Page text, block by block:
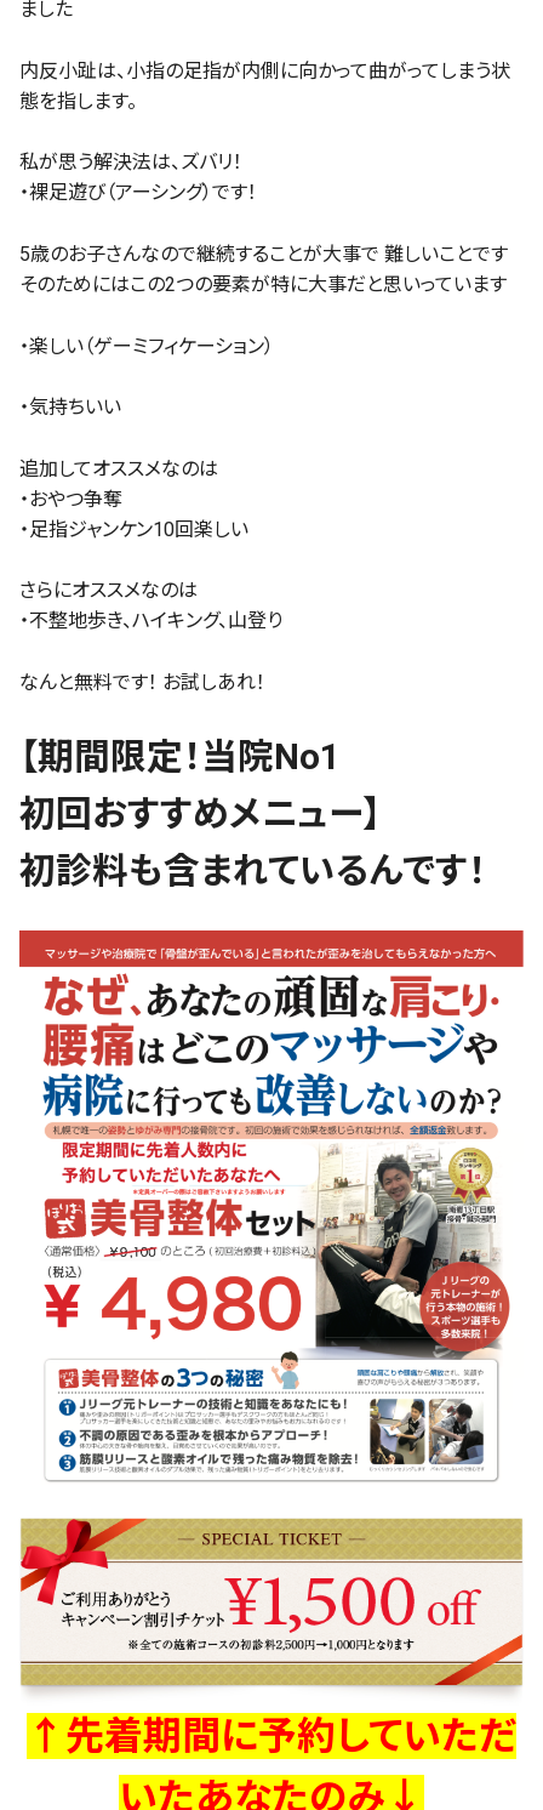
ました
内反小趾は、小指の足指が内側に向かって曲がってしまう状
態を指します。
私が思う解決法は、ズバリ！
・裸足遊び（アーシング）です！
5歳のお子さんなので継続することが大事で 難しいことです
そのためにはこの2つの要素が特に大事だと思いっています
・楽しい（ゲーミフィケーション）
・気持ちいい
追加してオススメなのは
・おやつ争奪
・足指ジャンケン10回楽しい
さらにオススメなのは
・不整地歩き、ハイキング、山登り
なんと無料です！ お試しあれ！
【期間限定！当院No1
初回おすすめメニュー】
初診料も含まれているんです！
↑先着期間に予約していただ
いたあなたのみ↓